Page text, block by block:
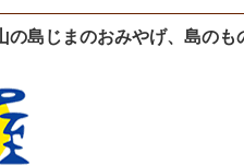
島じまのおみやげ、島のも